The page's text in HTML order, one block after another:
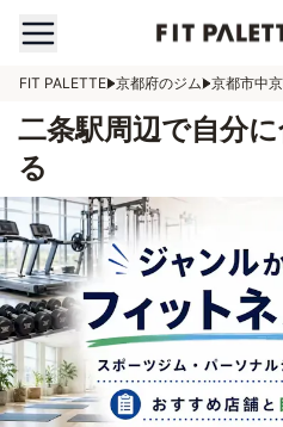
FIT PALETTE 京都府のジム 京都市中
二条駅周辺で自分
る